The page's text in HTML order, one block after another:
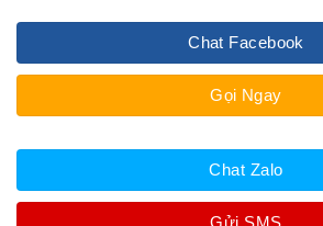
Chat Facebook
Gọi Ngay
Chat Zalo
Gửi SMS